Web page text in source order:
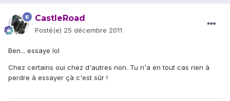
CastleRoad
Posté(e) 25 décembre 2011
Ben... essaye lol
Chez certains oui chez d'autres non. Tu n'a en tout cas rien à
perdre à essayer çà c'est sûr !